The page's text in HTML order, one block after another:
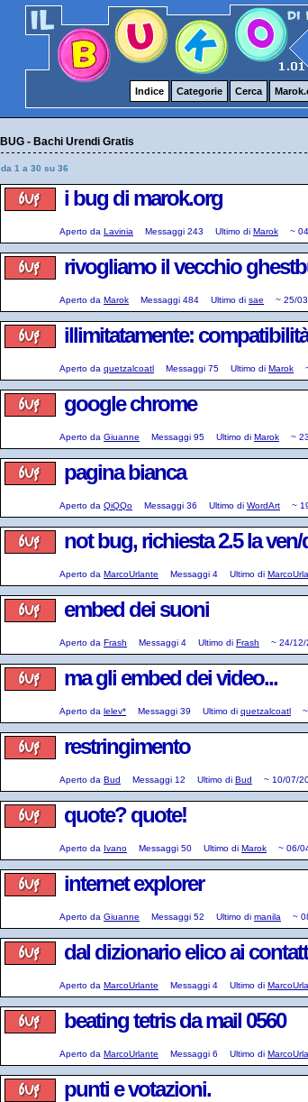
Indice Categorie Cerca
BUG - Bachi Urendi Gratis
da 1 a 30 su 36
i bug di marok.org
Aperto da Lavinia Messaggi 243 Ultimo di Marok ~
rivogliamo il vecchio
Aperto da Marok Messaggi 484 Ultimo di sae ~ 25/
illimitatamente:
Aperto da quetzalcoatl Messaggi 75 Ultimo di Marok
google chrome
Aperto da Giuanne Messaggi 95 Ultimo di Marok ~
pagina bianca
Aperto da QiQQo Messaggi 36 Ultimo di WordArt ~
not bug, richiesta 2.5 la ven/
Aperto da MarcoUrlante Messaggi 4 Ultimo di
embed dei suoni
Aperto da Frash Messaggi 4 Ultimo di Frash ~ 24/12/
ma gli embed dei video...
Aperto da lelev* Messaggi 39 Ultimo di quetzalcoatl ~
restringimento
Aperto da Bud Messaggi 12 Ultimo di Bud ~ 10/07/
quote? quote!
Aperto da Ivano Messaggi 50 Ultimo di Marok ~ 06/
internet explorer
Aperto da Giuanne Messaggi 52 Ultimo di manila ~
dal dizionario elico ai
Aperto da MarcoUrlante Messaggi 4 Ultimo di
beating tetris da mail 0560
Aperto da MarcoUrlante Messaggi 6 Ultimo di
punti e votazioni.